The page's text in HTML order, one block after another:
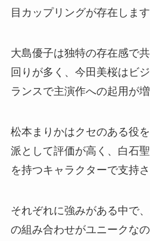
目カップリングが存在します
大島優子は独特の存在感で
回りが多く、今田美桜はビ
ランスで主演作への起用が増
松本まりかはクセのある役
派として評価が高く、白石
を持つキャラクターで支持さ
それぞれに強みがある中で
の組み合わせがユニークな